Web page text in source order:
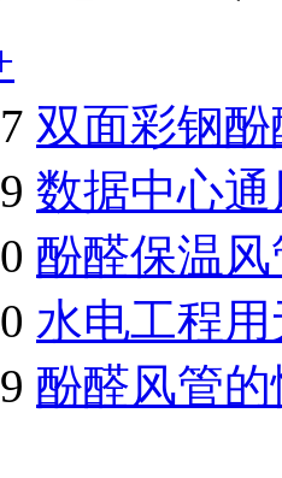
双面彩钢
数据中心
酚醛保温
水电工程
酚醛风管